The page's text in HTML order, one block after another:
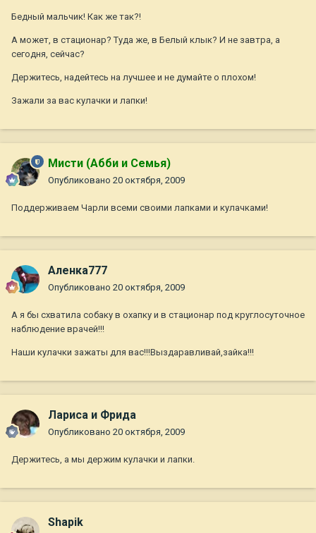
Бедный мальчик! Как же так?!
А может, в стационар? Туда же, в Белый клык? И не завтра, а
сегодня, сейчас?
Держитесь, надейтесь на лучшее и не думайте о плохом!
Зажали за вас кулачки и лапки!
Мисти (Абби и Семья)
Опубликовано 20 октября, 2009
Поддерживаем Чарли всеми своими лапками и кулачками!
Аленка777
Опубликовано 20 октября, 2009
А я бы схватила собаку в охапку и в стационар под круглосуточное
наблюдение врачей!!!
Наши кулачки зажаты для вас!!!Выздаравливай,зайка!!!
Лариса и Фрида
Опубликовано 20 октября, 2009
Держитесь, а мы держим кулачки и лапки.
Shapik